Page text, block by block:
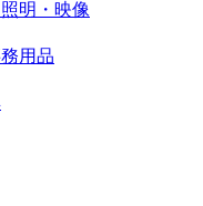
明・映像
用品